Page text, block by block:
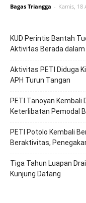
Bagas Triangga - Kamis, 18
KUD Perintis Bantah
Aktivitas Berada dalam
Aktivitas PETI Diduga
APH Turun Tangan
PETI Tanoyan Kembali
Keterlibatan Pemodal
PETI Potolo Kembali
Beraktivitas,
Tiga Tahun Luapan
Kunjung Datang